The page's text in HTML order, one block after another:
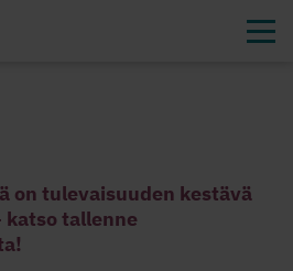
on tulevaisuuden kestävä
katso tallenne